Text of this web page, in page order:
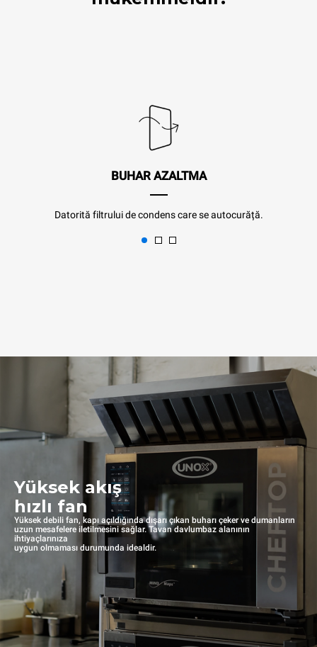
BUHAR AZALTMA
Datorită filtrului de condens care se autocurăță.
Yüksek akış
hızlı fan
Yüksek debili fan, kapı açıldığında dışarı çıkan buharı çeker ve dumanların
uzun mesafelere iletilmesini sağlar. Tavan davlumbaz alanının
ihtiyaçlarınıza
uygun olmaması durumunda idealdir.